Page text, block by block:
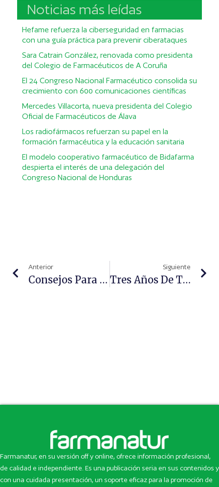
Noticias más leídas
Hefame refuerza la ciberseguridad en farmacias
con una guía práctica para prevenir ciberataques
Sara Catrain González, renovada como presidenta
del Colegio de Farmacéuticos de A Coruña
El 24 Congreso Nacional Farmacéutico consolida su
crecimiento con 600 comunicaciones científicas
Mercedes Villacorta, nueva presidenta del Colegio
Oficial de Farmacéuticos de Álava
Los radiofármacos refuerzan su papel en la
formación farmacéutica y la educación sanitaria
El modelo cooperativo farmacéutico de Bidafarma
despierta el interés de una delegación del
Congreso Nacional de Honduras
Anterior
Consejos Para Cuidar Tus Ojos
Siguiente
Tres Años De Tu Vida Tosiendo Y Estornudando Y Otras Curiosidades Del Resfriado
Farmanatur, en su versión off y online, ofrece información profesional,
de calidad e independiente. Es una publicación seria en sus contenidos y
con una cuidada presentación, un soporte eficaz para la promoción de